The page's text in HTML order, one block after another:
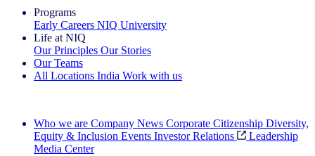
Programs
Early Careers NIQ University
Life at NIQ
Our Principles Our Stories
Our Teams
All Locations India Work with us
Who we are Company News Corporate Citizenship Diversity,
Equity & Inclusion Events Investor Relations
Leadership
Media Center